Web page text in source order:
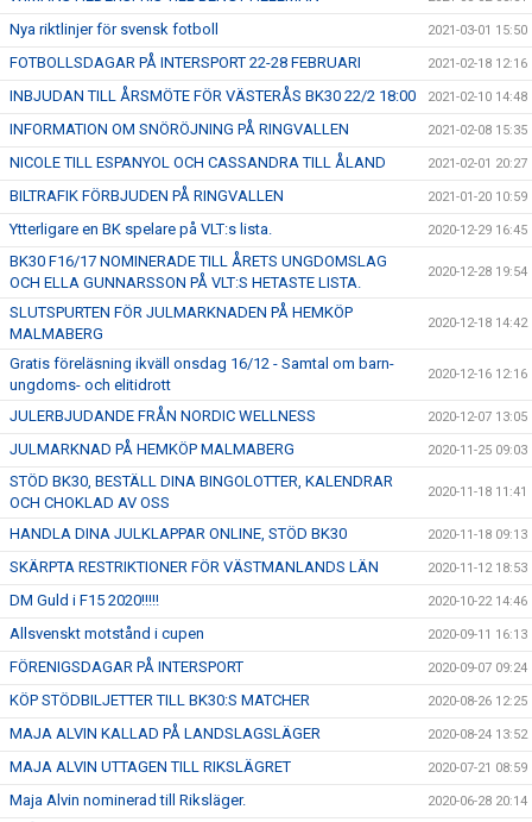
Nya riktlinjer för svensk fotboll 2021-03-01 15:50
FOTBOLLSDAGAR PÅ INTERSPORT 22-28 FEBRUARI 2021-02-18 12:16
INBJUDAN TILL ÅRSMÖTE FÖR VÄSTERÅS BK30 22/2 18:00 2021-02-10 14:48
INFORMATION OM SNÖRÖJNING PÅ RINGVALLEN 2021-02-08 15:35
NICOLE TILL ESPANYOL OCH CASSANDRA TILL ÅLAND 2021-02-01 20:27
BILTRAFIK FÖRBJUDEN PÅ RINGVALLEN 2021-01-20 10:59
Ytterligare en BK spelare på VLT:s lista. 2020-12-29 16:45
BK30 F16/17 NOMINERADE TILL ÅRETS UNGDOMSLAG
OCH ELLA GUNNARSSON PÅ VLT:S HETASTE LISTA.
2020-12-28 19:54
SLUTSPURTEN FÖR JULMARKNADEN PÅ HEMKÖP
MALMABERG
2020-12-18 14:42
Gratis föreläsning ikväll onsdag 16/12 - Samtal om barn-
ungdoms- och elitidrott
2020-12-16 12:16
JULERBJUDANDE FRÅN NORDIC WELLNESS 2020-12-07 13:05
JULMARKNAD PÅ HEMKÖP MALMABERG 2020-11-25 09:03
STÖD BK30, BESTÄLL DINA BINGOLOTTER, KALENDRAR
OCH CHOKLAD AV OSS
2020-11-18 11:41
HANDLA DINA JULKLAPPAR ONLINE, STÖD BK30 2020-11-18 09:13
SKÄRPTA RESTRIKTIONER FÖR VÄSTMANLANDS LÄN 2020-11-12 18:53
DM Guld i F15 2020!!!!! 2020-10-22 14:46
Allsvenskt motstånd i cupen 2020-09-11 16:13
FÖRENIGSDAGAR PÅ INTERSPORT 2020-09-07 09:24
KÖP STÖDBILJETTER TILL BK30:S MATCHER 2020-08-26 12:25
MAJA ALVIN KALLAD PÅ LANDSLAGSLÄGER 2020-08-24 13:52
MAJA ALVIN UTTAGEN TILL RIKSLÄGRET 2020-07-21 08:59
Maja Alvin nominerad till Riksläger. 2020-06-28 20:14